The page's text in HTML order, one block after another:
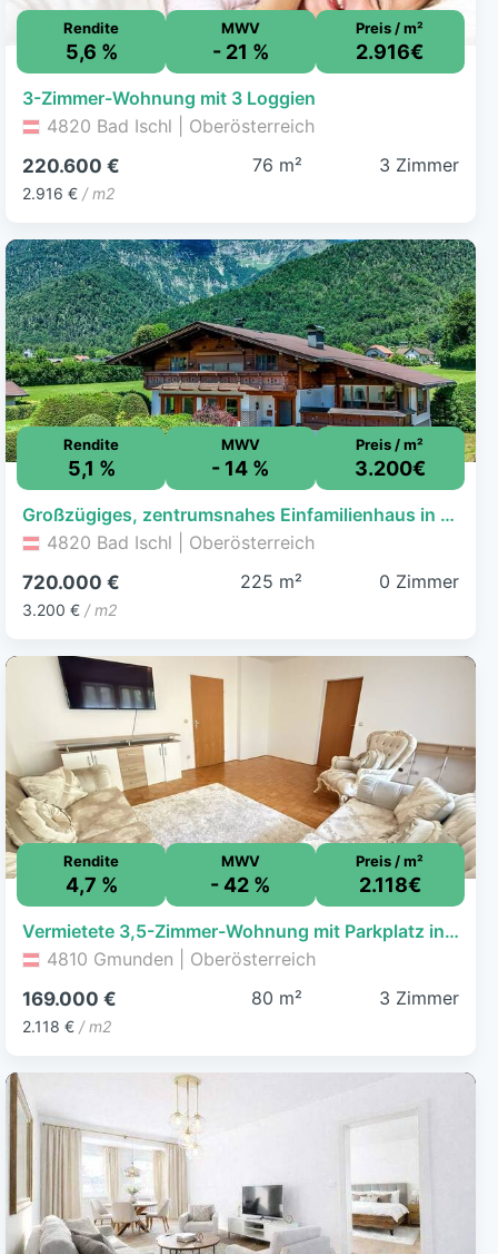
Rendite
5,6 %
MWV
- 21 %
Preis / m²
2.916€
3-Zimmer-Wohnung mit 3 Loggien
4820 Bad Ischl | Oberösterreich
220.600 €
2.916 € / m2
76 m² 3 Zimmer
Rendite
5,1 %
MWV
- 14 %
Preis / m²
3.200€
Großzügiges, zentrumsnahes Einfamilienhaus in sonniger Ruhelage von Bad Ischl
4820 Bad Ischl | Oberösterreich
720.000 €
3.200 € / m2
225 m² 0 Zimmer
Rendite
4,7 %
MWV
- 42 %
Preis / m²
2.118€
Vermietete 3,5-Zimmer-Wohnung mit Parkplatz in Gmunden | Perfekt für Anleger & spätere Eigennutzer
4810 Gmunden | Oberösterreich
169.000 €
2.118 € / m2
80 m² 3 Zimmer